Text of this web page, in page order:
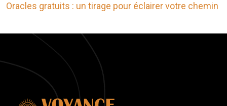
Oracles gratuits : un tirage pour éclairer votre chemin